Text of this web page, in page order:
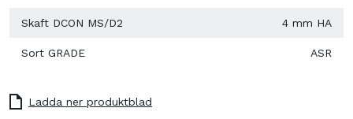
Skaft DCON MS/D2 4 mm HA
Sort GRADE ASR
Ladda ner produktblad